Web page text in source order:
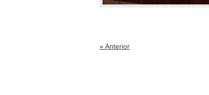
« Anterior